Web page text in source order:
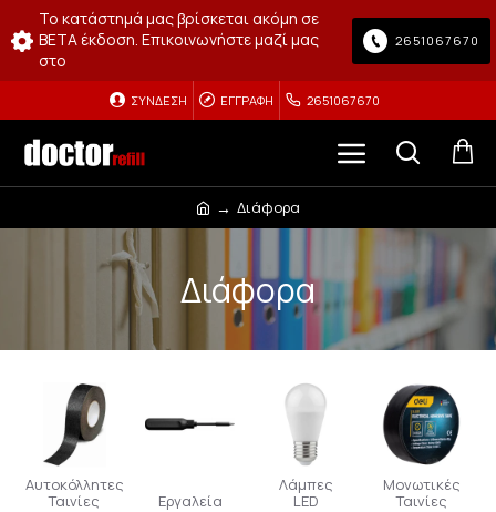
Το κατάστημά μας βρίσκεται ακόμη σε
BETA έκδοση. Επικοινωνήστε μαζί μας
στο
2651067670
ΣΎΝΔΕΣΗ ΕΓΓΡΑΦΉ 2651067670
Διάφορα
Διάφορα
Αυτοκόλλητες
Ταινίες
Εργαλεία
Λάμπες
LED
Μονωτικές
Ταινίες